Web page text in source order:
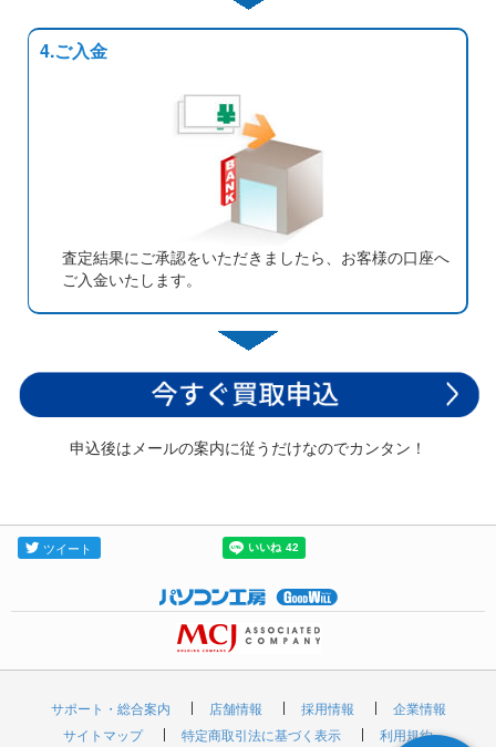
4.ご入金
査定結果にご承認をいただきましたら、お客様の口座へ
ご入金いたします。
申込後はメールの案内に従うだけなのでカンタン！
サポート・総合案内 店舗情報 採用情報
企業情報
サイトマップ
特定商取引法に基づく表示 利用規約